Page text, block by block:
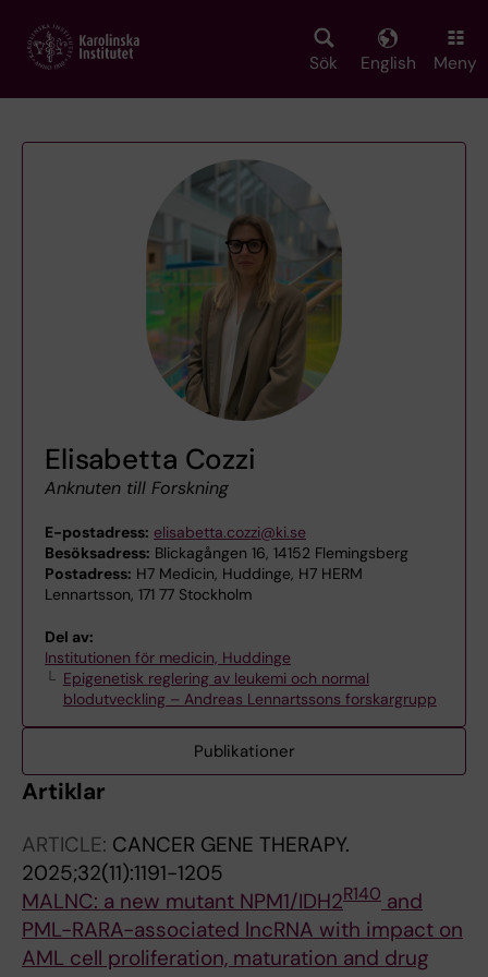
main
Sök English Meny
Elisabetta Cozzi
Anknuten till Forskning
E-postadress: elisabetta.cozzi@ki.se
Besöksadress: Blickagången 16, 14152 Flemingsberg
Postadress: H7 Medicin, Huddinge, H7 HERM
Lennartsson, 171 77 Stockholm
Del av:
Institutionen för medicin, Huddinge
Epigenetisk reglering av leukemi och normal
blodutveckling – Andreas Lennartssons forskargrupp
Publikationer
Artiklar
ARTICLE: CANCER GENE THERAPY.
2025;32(11):1191-1205
MALNC: a new mutant NPM1/IDH2R140 and
PML-RARA-associated lncRNA with impact on
AML cell proliferation, maturation and drug